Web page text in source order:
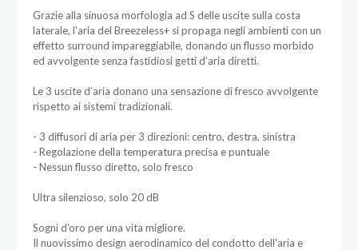
Grazie alla sinuosa morfologia ad S delle uscite sulla costa
laterale, l'aria del Breezeless+ si propaga negli ambienti con un
effetto surround impareggiabile, donando un flusso morbido
ed avvolgente senza fastidiosi getti d’aria diretti.
Le 3 uscite d’aria donano una sensazione di fresco avvolgente
rispetto ai sistemi tradizionali.
- 3 diffusori di aria per 3 direzioni: centro, destra, sinistra
- Regolazione della temperatura precisa e puntuale
- Nessun flusso diretto, solo fresco
Ultra silenzioso, solo 20 dB
Sogni d'oro per una vita migliore.
Il nuovissimo design aerodinamico del condotto dell'aria e